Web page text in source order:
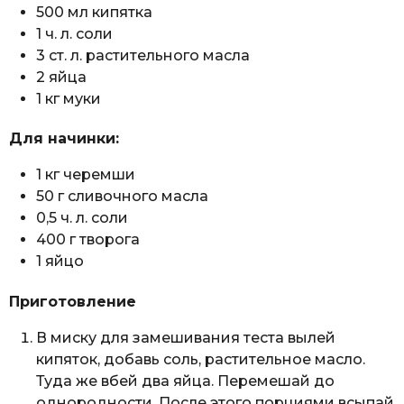
500 мл кипятка
1 ч. л. соли
3 ст. л. растительного масла
2 яйца
1 кг муки
Для начинки:
1 кг черемши
50 г сливочного масла
0,5 ч. л. соли
400 г творога
1 яйцо
Приготовление
В миску для замешивания теста вылей
кипяток, добавь соль, растительное масло.
Туда же вбей два яйца. Перемешай до